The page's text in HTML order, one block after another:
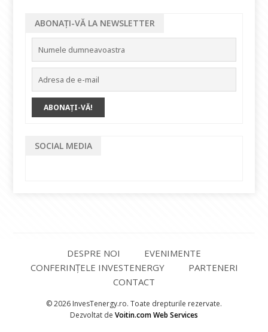
ABONAȚI-VĂ LA NEWSLETTER
SOCIAL MEDIA
DESPRE NOI
EVENIMENTE
CONFERINȚELE INVESTENERGY
PARTENERI
CONTACT
© 2026 InvesTenergy.ro. Toate drepturile rezervate.
Dezvoltat de Voitin.com Web Services